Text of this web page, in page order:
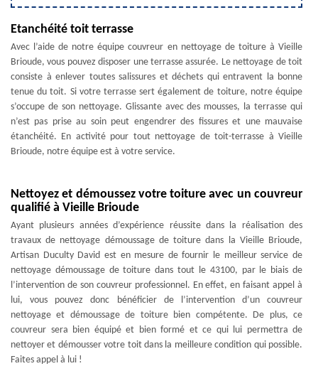
Etanchéité toit terrasse
Avec l’aide de notre équipe couvreur en nettoyage de toiture à Vieille
Brioude, vous pouvez disposer une terrasse assurée. Le nettoyage de toit
consiste à enlever toutes salissures et déchets qui entravent la bonne
tenue du toit. Si votre terrasse sert également de toiture, notre équipe
s’occupe de son nettoyage. Glissante avec des mousses, la terrasse qui
n’est pas prise au soin peut engendrer des fissures et une mauvaise
étanchéité. En activité pour tout nettoyage de toit-terrasse à Vieille
Brioude, notre équipe est à votre service.
Nettoyez et démoussez votre toiture avec un couvreur
qualifié à Vieille Brioude
Ayant plusieurs années d’expérience réussite dans la réalisation des
travaux de nettoyage démoussage de toiture dans la Vieille Brioude,
Artisan Duculty David est en mesure de fournir le meilleur service de
nettoyage démoussage de toiture dans tout le 43100, par le biais de
l’intervention de son couvreur professionnel. En effet, en faisant appel à
lui, vous pouvez donc bénéficier de l’intervention d’un couvreur
nettoyage et démoussage de toiture bien compétente. De plus, ce
couvreur sera bien équipé et bien formé et ce qui lui permettra de
nettoyer et démousser votre toit dans la meilleure condition qui possible.
Faites appel à lui !